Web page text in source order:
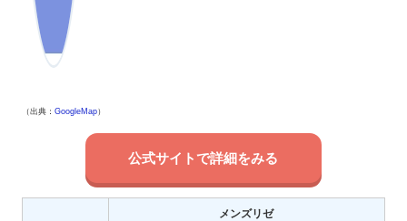
（出典： GoogleMap）
公式サイトで詳細をみる
メンズリゼ